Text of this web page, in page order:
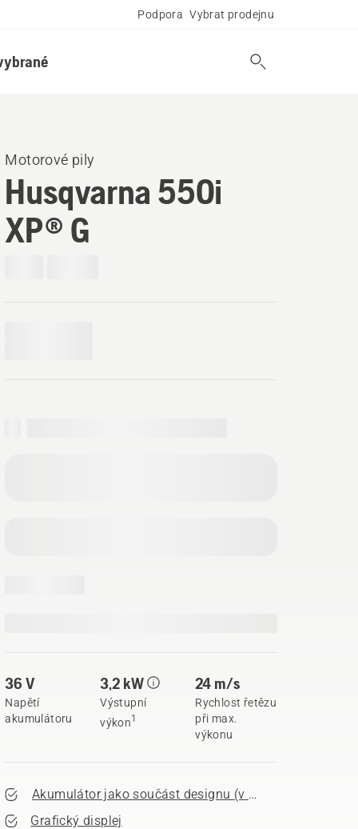
Podpora Vybrat prodejnu
Motorové pily
Husqvarna 550i
XP® G
36 V
Napětí
akumulátoru
3,2 kW
Výstupní
výkon1
24 m/s
Rychlost řetězu
při max.
výkonu
Akumulátor jako součást designu (v patentovém
Grafický displej